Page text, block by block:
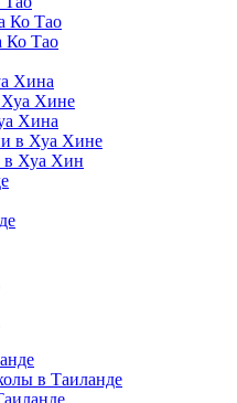
Ко Тао
Ко Тао
Хина
Хине
Хина
в Хуа Хине
в Хуа Хин
в Таиланде